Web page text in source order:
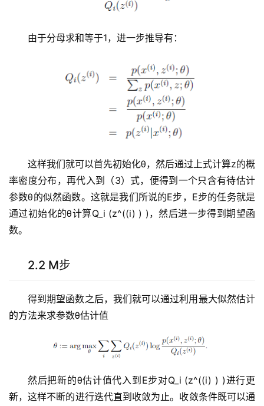
由于分母求和等于1，进一步推导有：
这样我们就可以首先初始化θ，然后通过上式计算z的概
率密度分布，再代入到（3）式，便得到一个只含有待估计
参数θ的似然函数。这就是我们所说的E步，E步的任务就是
通过初始化的θ计算Q_i (z^((i) ) )，然后进一步得到期望函
数。
2.2 M步
得到期望函数之后，我们就可以通过利用最大似然估计
的方法来求参数θ估计值
然后把新的θ估计值代入到E步对Q_i (z^((i) ) )进行更
新，这样不断的进行迭代直到收敛为止。收敛条件既可以通